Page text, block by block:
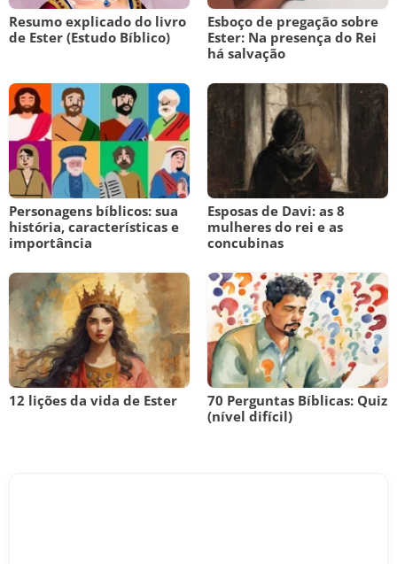
Resumo explicado do livro
de Ester (Estudo Bíblico)
Esboço de pregação sobre
Ester: Na presença do Rei
há salvação
Personagens bíblicos: sua
história, características e
importância
Esposas de Davi: as 8
mulheres do rei e as
concubinas
12 lições da vida de Ester
70 Perguntas Bíblicas: Quiz
(nível difícil)